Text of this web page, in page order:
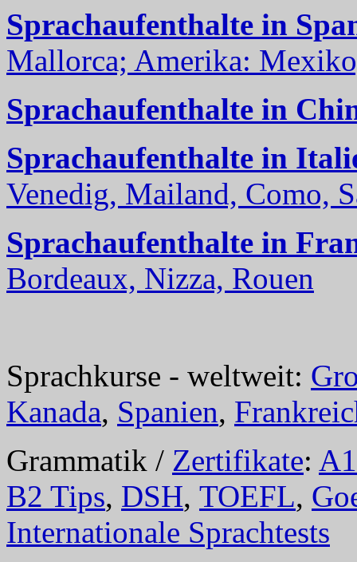
Sprachaufenthalte in
Mallorca; Amerika:
Sprachaufenthalte in
Sprachaufenthalte in
Venedig, Mailand, Como,
Sprachaufenthalte in
Bordeaux, Nizza, Rouen
Sprachkurse - weltweit:
Kanada, Spanien,
Grammatik / Zertifikate: A1
B2 Tips, DSH, TOEFL,
Internationale Sprachtests